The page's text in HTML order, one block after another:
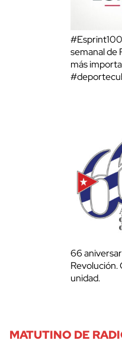
semanal de
más
66
Revolución.
unidad.
MATUTINO DE